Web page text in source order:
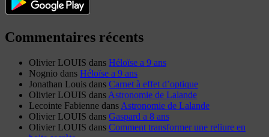
Commentaires récents
Olivier LOUIS dans Héloïse a 9 ans
Nognio dans Héloïse a 9 ans
Jonathan Louis dans Carnet à effet d’optique
Olivier LOUIS dans Astronomie de Lalande
Lecointe Fabienne dans Astronomie de Lalande
Olivier LOUIS dans Gaspard a 8 ans
Olivier LOUIS dans Comment transformer une reliure en